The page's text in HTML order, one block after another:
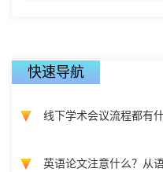
快速导航
线下学术会议流程都有
英语论文注意什么？从